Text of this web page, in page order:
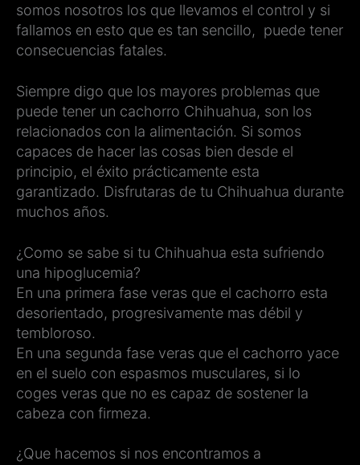
somos nosotros los que llevamos el control y si
fallamos en esto que es tan sencillo, puede tener
consecuencias fatales.
Siempre digo que los mayores problemas que
puede tener un cachorro Chihuahua, son los
relacionados con la alimentación. Si somos
capaces de hacer las cosas bien desde el
principio, el éxito prácticamente esta
garantizado. Disfrutaras de tu Chihuahua durante
muchos años.
¿Como se sabe si tu Chihuahua esta sufriendo
una hipoglucemia?
En una primera fase veras que el cachorro esta
desorientado, progresivamente mas débil y
tembloroso.
En una segunda fase veras que el cachorro yace
en el suelo con espasmos musculares, si lo
coges veras que no es capaz de sostener la
cabeza con firmeza.
¿Que hacemos si nos encontramos a